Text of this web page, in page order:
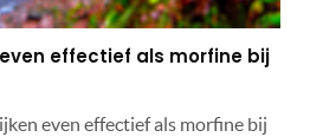
effectief als morfine bij
even effectief als morfine bij